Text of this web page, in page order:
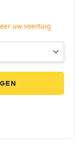
uw voertuig